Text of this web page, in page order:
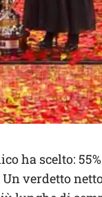
ha scelto:
verdetto